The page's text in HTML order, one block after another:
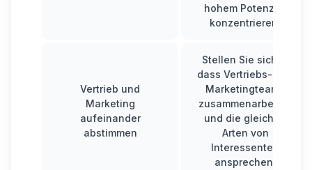
hohem Potenzial
konzentrieren.
Vertrieb und
Marketing
aufeinander
abstimmen
Stellen Sie sicher,
dass Vertriebs- und
Marketingteams
zusammenarbeiten
und die gleichen
Arten von
Interessenten
ansprechen.